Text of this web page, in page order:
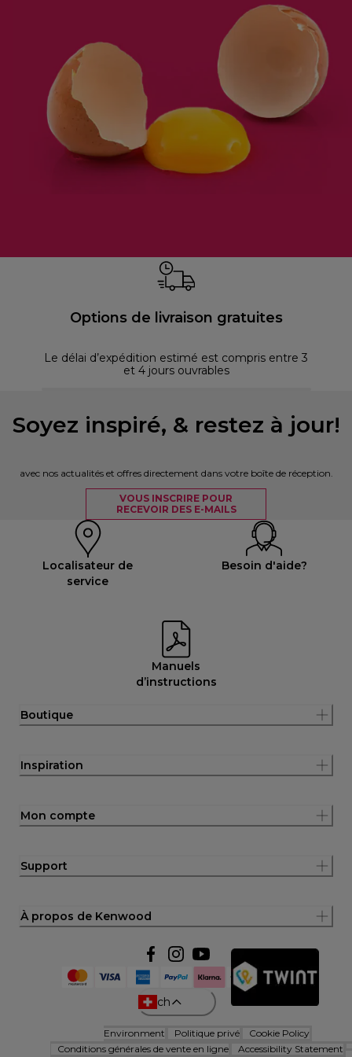
Options de livraison gratuites
Le délai d’expédition estimé est compris entre 3
et 4 jours ouvrables
Soyez inspiré, & restez à jour!
avec nos actualités et offres directement dans votre boîte de réception.
VOUS INSCRIRE POUR
RECEVOIR DES E-MAILS
Localisateur de
service
Besoin d'aide?
Manuels
d’instructions
Boutique
Inspiration
Mon compte
Support
À propos de Kenwood
ch
Environment Politique privé
Cookie Policy
Conditions générales de vente en ligne
Accessibility Statement